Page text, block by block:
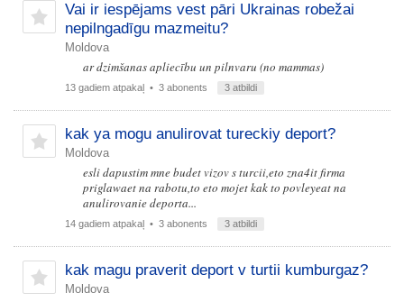
Vai ir iespējams vest pāri Ukrainas robežai
nepilngadīgu mazmeitu?
Moldova
ar dzimšanas apliecību un pilnvaru (no mammas)
13 gadiem atpakaļ • 3 abonents 3 atbildi
kak ya mogu anulirovat tureckiy deport?
Moldova
esli dapustim mne budet vizov s turcii,eto zna4it firma
priglawaet na rabotu,to eto mojet kak to povleyeat na
anulirovanie deporta...
14 gadiem atpakaļ • 3 abonents 3 atbildi
kak magu praverit deport v turtii kumburgaz?
Moldova